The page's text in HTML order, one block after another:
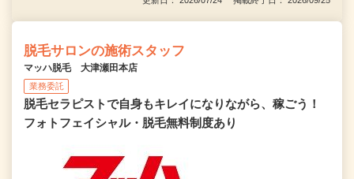
脱毛サロンの施術スタッフ
マッハ脱毛 大津瀬田本店
業務委託
脱毛セラピストで自身もキレイになりながら、稼ごう！
フォトフェイシャル・脱毛無料制度あり